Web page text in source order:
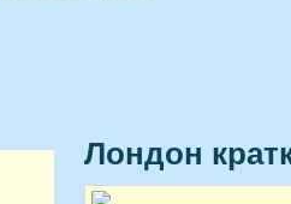
Лондон